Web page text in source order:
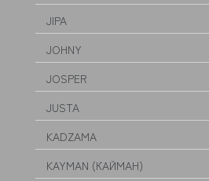
JIPA
JOHNY
JOSPER
JUSTA
KADZAMA
KAYMAN (КАЙМАН)